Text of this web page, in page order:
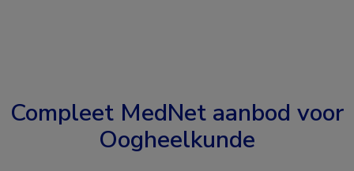
Compleet MedNet aanbod voor
Oogheelkunde